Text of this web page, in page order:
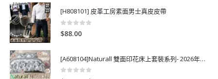
[H808101] 皮革工房素面男士真皮皮帶
0
$88.00
[A608104]Naturall 雙面印花床上套裝系列- 2026年秋季新款
0 out of 5